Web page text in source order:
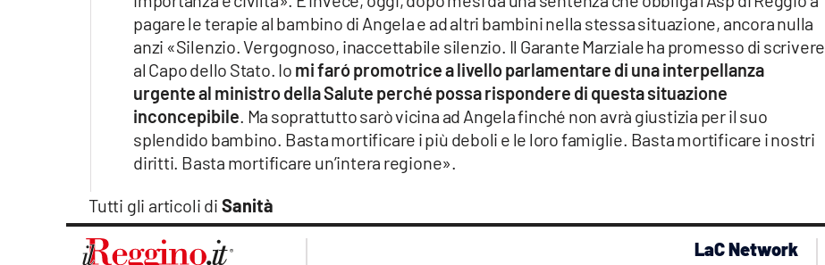
Vai
Tutti gli articoli di Sanità
pagare le terapie al bambino di Angela e ad altri bambini nella stessa situazione, ancora nulla
anzi «Silenzio. Vergognoso, inaccettabile silenzio. Il Garante Marziale ha promesso di scrivere
al Capo dello Stato. Io mi faró promotrice a livello parlamentare di una interpellanza
urgente al ministro della Salute perché possa rispondere di questa situazione
inconcepibile. Ma soprattutto sarò vicina ad Angela finché non avrà giustizia per il suo
splendido bambino. Basta mortificare i più deboli e le loro famiglie. Basta mortificare i nostri
diritti. Basta mortificare un’intera regione».
LaC Network